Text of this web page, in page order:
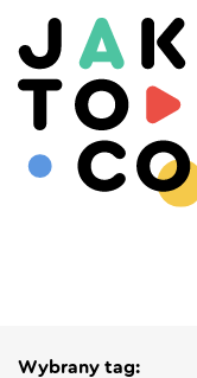
Wybrany tag: